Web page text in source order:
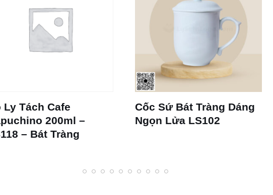
Ly Tách Cafe
200ml –
– Bát Tràng
Cốc Sứ Bát Tràng Dáng
Ngọn Lửa LS102